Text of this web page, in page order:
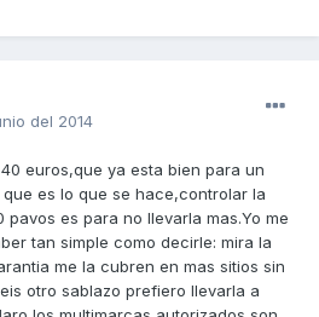
del 2014
euros,que ya esta bien para un
es lo que se hace,controlar la
pavos es para no llevarla mas.Yo me
tan simple como decirle: mira la
me la cubren en mas sitios sin
otro sablazo prefiero llevarla a